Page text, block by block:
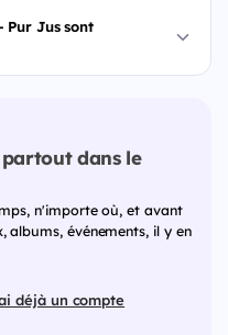
Pur Jus sont
dans le
n'importe où, et avant
albums, événements, il y en
déjà un compte